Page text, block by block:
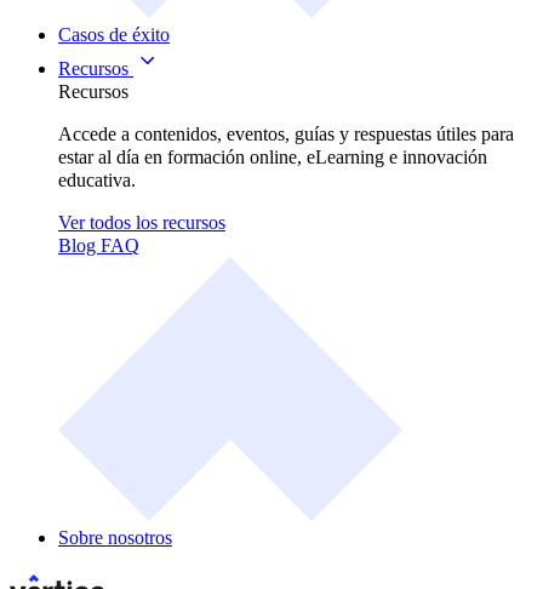
Casos de éxito
Recursos
Recursos
Accede a contenidos, eventos, guías y respuestas útiles para
estar al día en formación online, eLearning e innovación
educativa.
Ver todos los recursos
Blog FAQ
Sobre nosotros